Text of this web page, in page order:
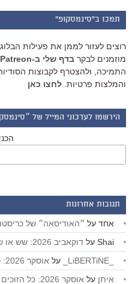
תמכו ב"סינמסקופ"
רוצים לעזור לממן את פעילות
מוזמנים לבקר בדף שלי ב-Patreon
התמיכה, ולהצטרף לקבוצות
והמלצות פרטיות. לחצו כאן
הירשמו לעדכוני המייל של
תגובות אחרונות
אחד על ״האודיסאה״ של
Shai על דוקאביב 2026: שש או שבע המלצות
על אוסקר 2026: כל הזוכים
איתן על אוסקר 2026: כל הזוכים